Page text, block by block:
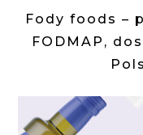
Fody foods –
FODMAP,